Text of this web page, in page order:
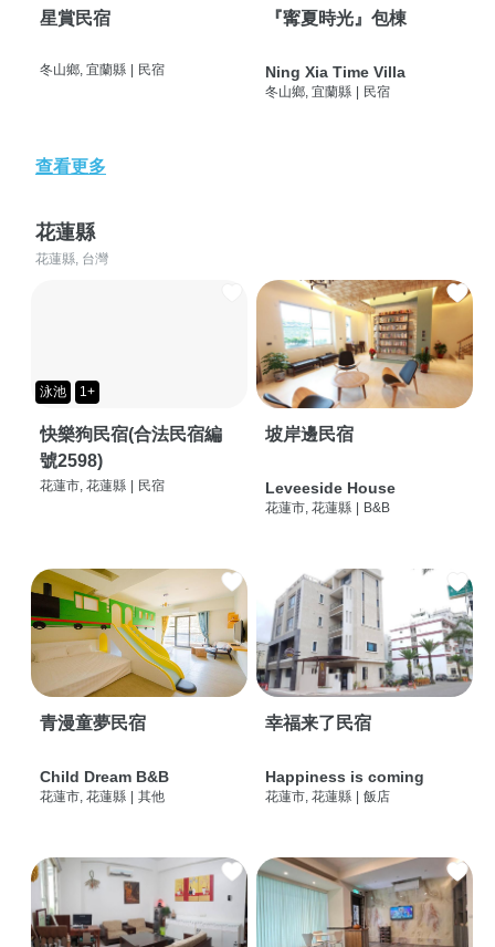
星賞民宿
冬山鄉, 宜蘭縣 民宿
『寗夏時光』包棟
Ning Xia Time Villa
冬山鄉, 宜蘭縣 民宿
查看更多
花蓮縣
花蓮縣, 台灣
泳池 1+
快樂狗民宿(合法民宿編
號2598)
花蓮市, 花蓮縣 民宿
坡岸邊民宿
Leveeside House
花蓮市, 花蓮縣 B&B
青漫童夢民宿
Child Dream B&B
花蓮市, 花蓮縣 其他
幸福来了民宿
Happiness is coming
花蓮市, 花蓮縣 飯店